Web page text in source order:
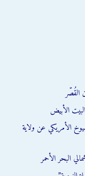
القُصّر
الأبيض
الأمريكي عن ولاية
البحر الأحمر